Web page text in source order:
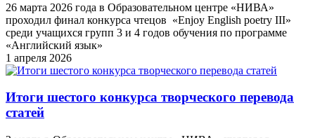
26 марта 2026 года в Образовательном центре «НИВА»
проходил финал конкурса чтецов «Enjoy English poetry III»
среди учащихся групп 3 и 4 годов обучения по программе
«Английский язык»
1 апреля 2026
Итоги шестого конкурса творческого перевода
статей